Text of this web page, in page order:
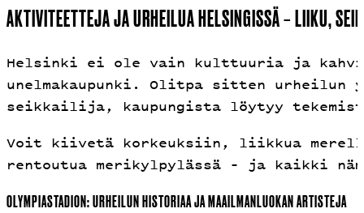
AKTIVITEETTEJA JA URHEILUA HELSINGISSÄ – LIIKU,
Helsinki ei ole vain kulttuuria ja
unelmakaupunki. Olitpa sitten
seikkailija, kaupungista löytyy
Voit kiivetä korkeuksiin, liikkua
rentoutua merikylpylässä – ja kaikki
OLYMPIASTADION: URHEILUN HISTORIAA JA MAAILMANLUOKAN ARTISTEJA